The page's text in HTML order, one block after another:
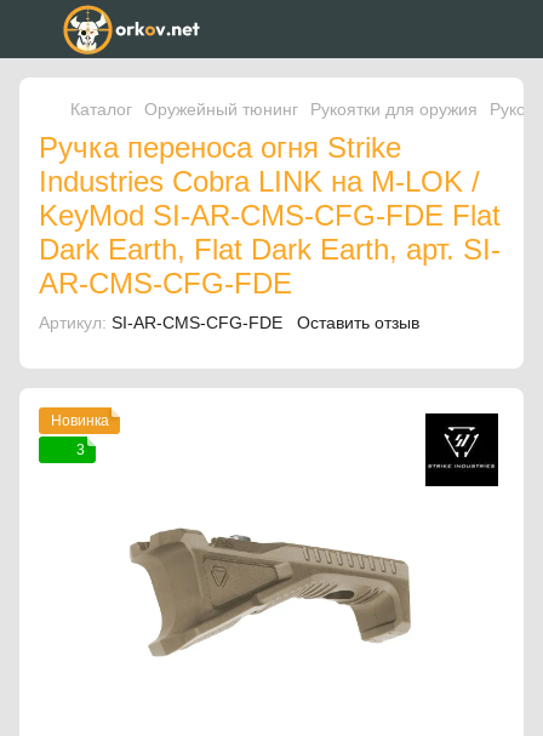
Каталог Оружейный тюнинг Рукоятки для оружия
Ручка переноса огня Strike
Industries Cobra LINK на M-LOK /
KeyMod SI-AR-CMS-CFG-FDE Flat
Dark Earth, Flat Dark Earth, арт. SI-
AR-CMS-CFG-FDE
Артикул: SI-AR-CMS-CFG-FDE Оставить отзыв
Новинка
3